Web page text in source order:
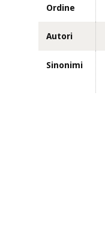
Ordine
Autori
Sinonimi